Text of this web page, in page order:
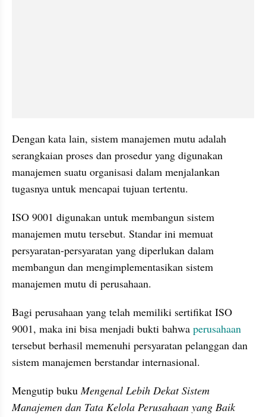
Dengan kata lain, sistem manajemen mutu adalah
serangkaian proses dan prosedur yang digunakan
manajemen suatu organisasi dalam menjalankan
tugasnya untuk mencapai tujuan tertentu.
ISO 9001 digunakan untuk membangun sistem
manajemen mutu tersebut. Standar ini memuat
persyaratan-persyaratan yang diperlukan dalam
membangun dan mengimplementasikan sistem
manajemen mutu di perusahaan.
Bagi perusahaan yang telah memiliki sertifikat ISO
9001, maka ini bisa menjadi bukti bahwa perusahaan
tersebut berhasil memenuhi persyaratan pelanggan dan
sistem manajemen berstandar internasional.
Mengutip buku Mengenal Lebih Dekat Sistem
Manajemen dan Tata Kelola Perusahaan yang Baik